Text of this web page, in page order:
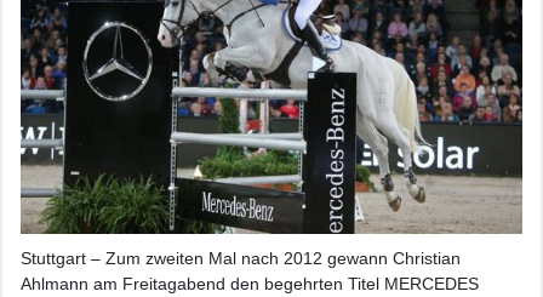
Stuttgart – Zum zweiten Mal nach 2012 gewann Christian
Ahlmann am Freitagabend den begehrten Titel MERCEDES